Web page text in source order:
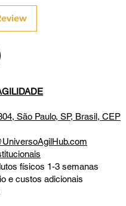
São Paulo, SP, Brasil, CEP
físicos 1-3 semanas
e custos adicionais